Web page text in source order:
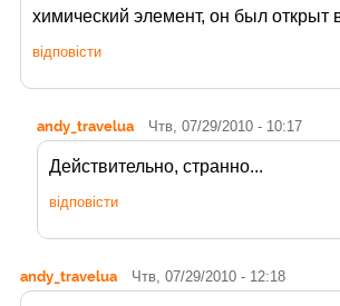
химический элемент, он был открыт
відповісти
andy_travelua Чтв, 07/29/2010 - 10:17
Действительно, странно...
відповісти
andy_travelua Чтв, 07/29/2010 - 12:18